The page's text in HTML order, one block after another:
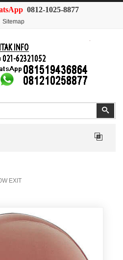
0812-1025-8877
Sitemap
EXIT